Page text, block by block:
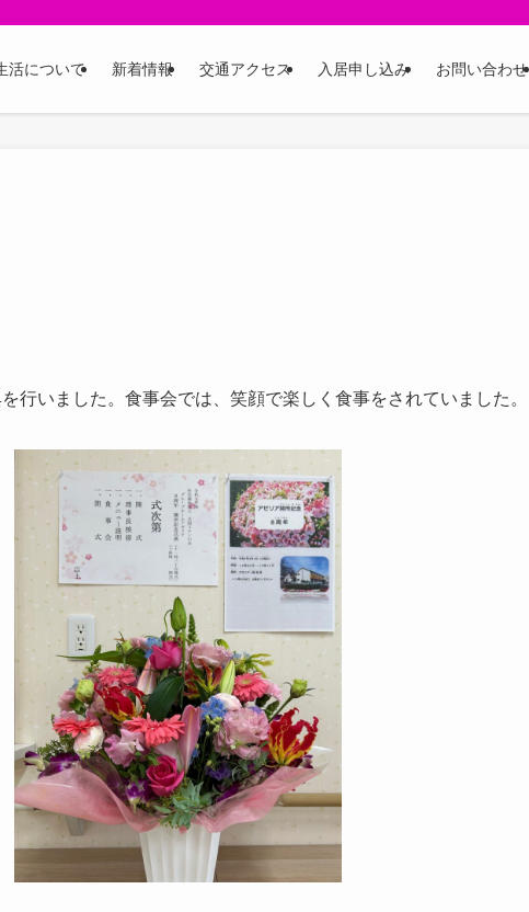
活について 新着情報 交通アクセス 入居申し込み お問い合わせ
行いました。食事会では、笑顔で楽しく食事をされていました。